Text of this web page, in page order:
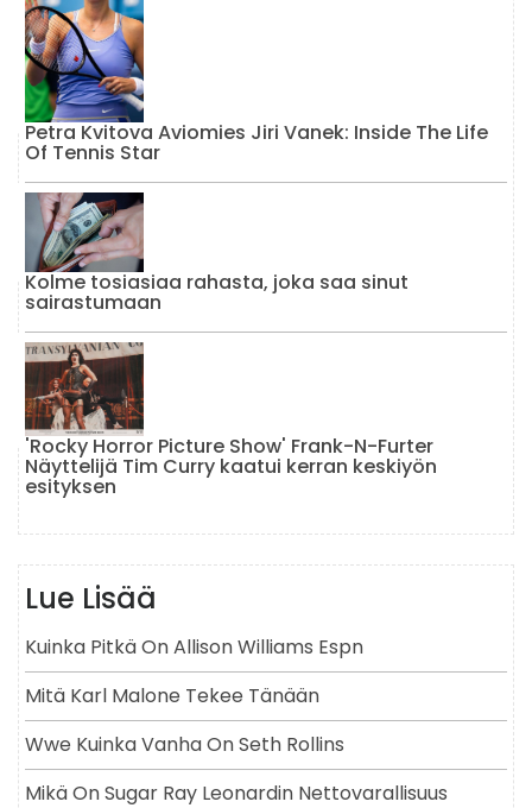
Petra Kvitova Aviomies Jiri Vanek: Inside The Life
Of Tennis Star
Kolme tosiasiaa rahasta, joka saa sinut
sairastumaan
'Rocky Horror Picture Show' Frank-N-Furter
Näyttelijä Tim Curry kaatui kerran keskiyön
esityksen
Lue Lisää
Kuinka Pitkä On Allison Williams Espn
Mitä Karl Malone Tekee Tänään
Wwe Kuinka Vanha On Seth Rollins
Mikä On Sugar Ray Leonardin Nettovarallisuus